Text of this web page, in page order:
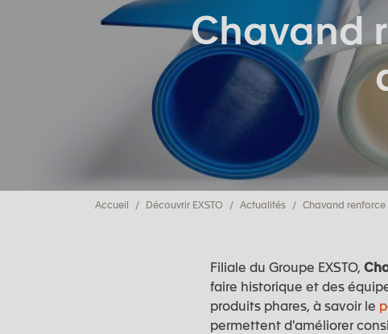
Chavand
Accueil Découvrir EXSTO Actualités Chavand
Filiale du Groupe EXSTO,
faire historique et des
produits phares, à savoir le
permettent d'améliorer